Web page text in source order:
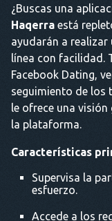
¿Buscas una
Haqerra está
ayudarán a
línea con facilidad.
Facebook Dating,
seguimiento de los
le ofrece una
la plataforma.
Características
Supervisa la
esfuerzo.
Accede a los